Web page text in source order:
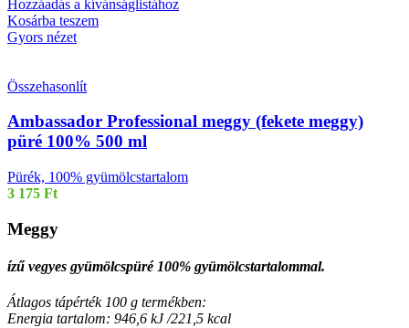
Hozzáadás a kívánságlistához
Kosárba teszem
Gyors nézet
Összehasonlít
Ambassador Professional meggy (fekete meggy)
püré 100% 500 ml
Pürék, 100% gyümölcstartalom
3 175 Ft
Meggy
ízű vegyes gyümölcspüré 100% gyümölcstartalommal.
Átlagos tápérték 100 g termékben:
Energia tartalom: 946,6 kJ /221,5 kcal